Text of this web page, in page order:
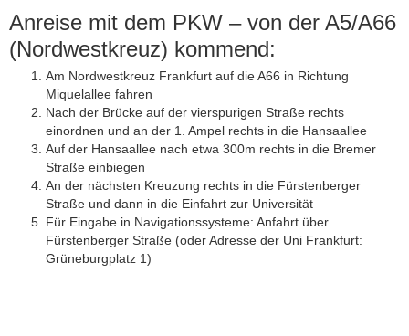
Anreise mit dem PKW – von der A5/A66
(Nordwestkreuz) kommend:
Am Nordwestkreuz Frankfurt auf die A66 in Richtung
Miquelallee fahren
Nach der Brücke auf der vierspurigen Straße rechts
einordnen und an der 1. Ampel rechts in die Hansaallee
Auf der Hansaallee nach etwa 300m rechts in die Bremer
Straße einbiegen
An der nächsten Kreuzung rechts in die Fürstenberger
Straße und dann in die Einfahrt zur Universität
Für Eingabe in Navigationssysteme: Anfahrt über
Fürstenberger Straße (oder Adresse der Uni Frankfurt:
Grüneburgplatz 1)